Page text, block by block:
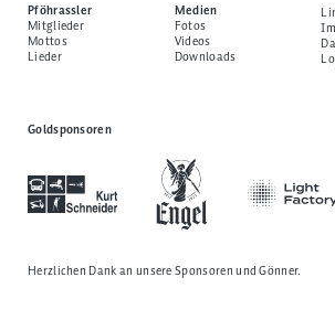
Pföhrassler
Mitglieder
Mottos
Lieder
Medien
Fotos
Videos
Downloads
Goldsponsoren
Herzlichen Dank an unsereSponsoren und Gönner.